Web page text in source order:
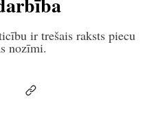
ir trešais raksts piecu
nozīmi.